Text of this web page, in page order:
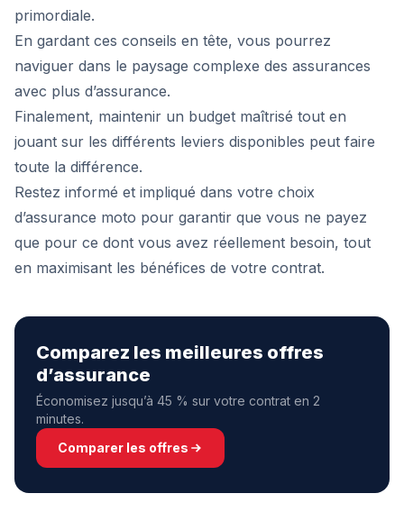
primordiale.
En gardant ces conseils en tête, vous pourrez
naviguer dans le paysage complexe des assurances
avec plus d’assurance.
Finalement, maintenir un budget maîtrisé tout en
jouant sur les différents leviers disponibles peut faire
toute la différence.
Restez informé et impliqué dans votre choix
d’assurance moto pour garantir que vous ne payez
que pour ce dont vous avez réellement besoin, tout
en maximisant les bénéfices de votre contrat.
Comparez les meilleures offres
d’assurance
Économisez jusqu’à 45 % sur votre contrat en 2
minutes.
Comparer les offres